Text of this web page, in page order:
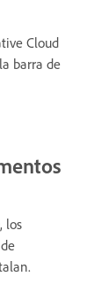
Cloud
barra de
los